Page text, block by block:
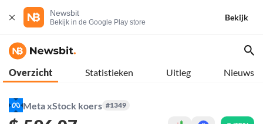
Newsbit
Bekijk in de Google Play store
Bekijk
Overzicht Statistieken Uitleg Nieuws
Meta xStock koers #1349